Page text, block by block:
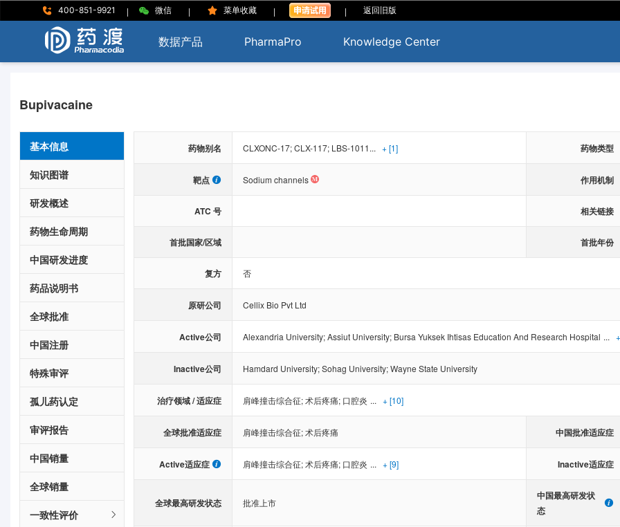
400-851-9921 | 微信 | 菜单收藏 | | 返回旧版
数据产品 PharmaPro Knowledge Center
Bupivacaine
基本信息
知识图谱
研发概述
药物生命周期
中国研发进度
药品说明书
全球批准
中国注册
特殊审评
孤儿药认定
审评报告
中国销量
全球销量
一致性评价
药物别名 CLXONC-17; CLX-117; LBS-1011... + [1] 药物类型
靶点 Sodium channels 作用机制
ATC 号 相关链接
首批国家/区域 首批年份
复方 否
原研公司 Cellix Bio Pvt Ltd
Active公司 Alexandria University;Assiut University; Bursa Yuksek Ihtisas Education And Research Hospital ...
Inactive公司 Hamdard University;Sohag University;Wayne State University
治疗领域 / 适应症 肩峰撞击综合征;术后疼痛; 口腔炎 ... + [10]
全球批准适应症 肩峰撞击综合征;术后疼痛 中国批准适应症
Active适应症 肩峰撞击综合征;术后疼痛; 口腔炎 ... + [9] Inactive适应症
全球最高研发状态 批准上市
中国最高研发状
态